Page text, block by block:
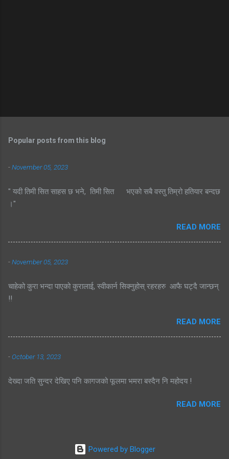
Popular posts from this blog
-November 05, 2023
" यदी तिमी सित साहस छ भने, तिमी सित भएको सबै वस्तु तिम्रो हतियार बन्दछ
।"
READ MORE
-November 05, 2023
चाहेको कुरा भन्दा पाएको कुरालाई, स्वीकार्न सिक्नुहोस् रहरहरु आफै घट्दै जान्छन्
!!
READ MORE
-October 13, 2023
देख्दा जति सुन्दर देखिए पनि कागजको फूलमा भमरा बस्दैन नि महोदय !
READ MORE
Powered by Blogger